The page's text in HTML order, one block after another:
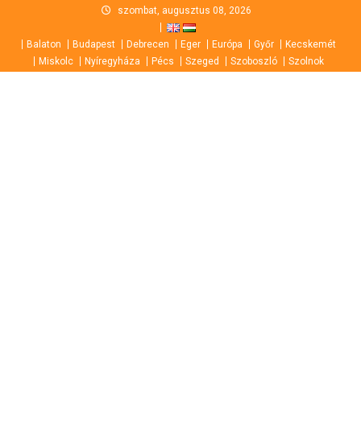
content
szombat, augusztus 08, 2026
Balaton Budapest Debrecen Eger Európa Győr
Kecskemét
Miskolc
Nyíregyháza Pécs Szeged Szoboszló Szolnok